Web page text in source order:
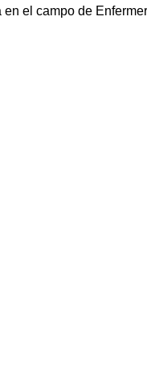
el campo de